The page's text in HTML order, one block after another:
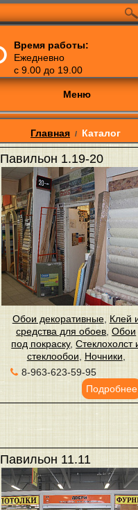
Время работы:
Ежедневно
с 9.00 до 19.00
Меню
Главная / Каталог
Павильон 1.19-20
Обои декоративные, Клей
средства для обоев ,Обои
под покраску,Стеклохолст
стеклообои
Ночники
8-963-623-59-95
Подробнее
Павильон 11.11